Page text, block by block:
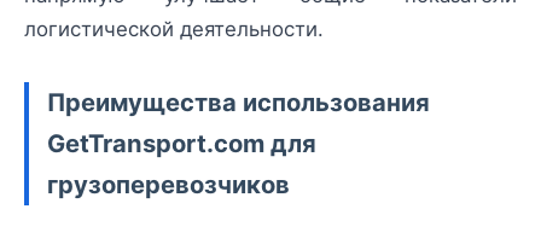
логистической деятельности.
Преимущества использования
GetTransport.com для
грузоперевозчиков